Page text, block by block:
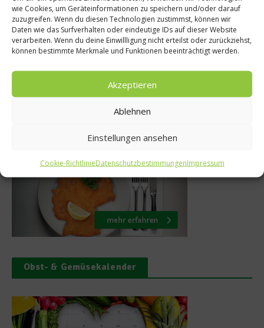
wie Cookies, um Geräteinformationen zu speichern und/oder darauf
zuzugreifen. Wenn du diesen Technologien zustimmst, können wir
Daten wie das Surfverhalten oder eindeutige IDs auf dieser Website
verarbeiten. Wenn du deine Einwillligung nicht erteilst oder zurückziehst,
können bestimmte Merkmale und Funktionen beeinträchtigt werden.
Akzeptieren
Ablehnen
Einstellungen ansehen
Cookie-RichtlinieDatenschutzbestimmungenImpressum
of food-
Zwei
Parkhotel
Fieber
5. August 2024
Obst- & Gemüsekalender